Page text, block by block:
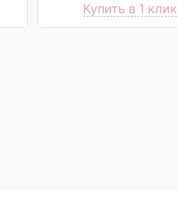
Купить в 1 клик